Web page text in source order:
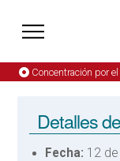
Concentración por
Detalles
Fecha: 12